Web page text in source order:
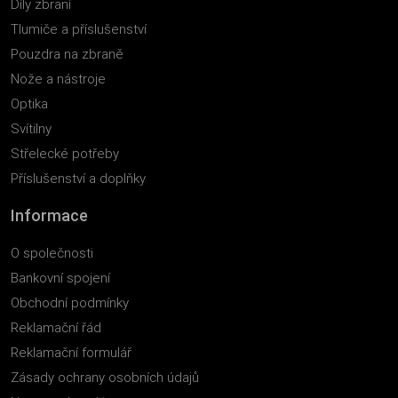
Díly zbraní
Tlumiče a příslušenství
Pouzdra na zbraně
Nože a nástroje
Optika
Svítilny
Střelecké potřeby
Příslušenství a doplňky
Informace
O společnosti
Bankovní spojení
Obchodní podmínky
Reklamační řád
Reklamační formulář
Zásady ochrany osobních údajů